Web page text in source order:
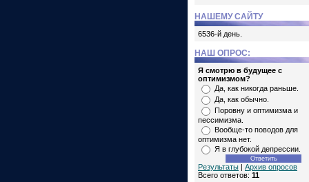
НАШЕМУ САЙТУ
6536-й день.
НАШ ОПРОС:
Я смотрю в будущее с
оптимизмом?
Да, как никогда раньше.
Да, как обычно.
Поровну и оптимизма и
пессимизма.
Вообще-то поводов для
оптимизма нет.
Я в глубокой депрессии.
Результаты | Архив опросов
Всего ответов: 11